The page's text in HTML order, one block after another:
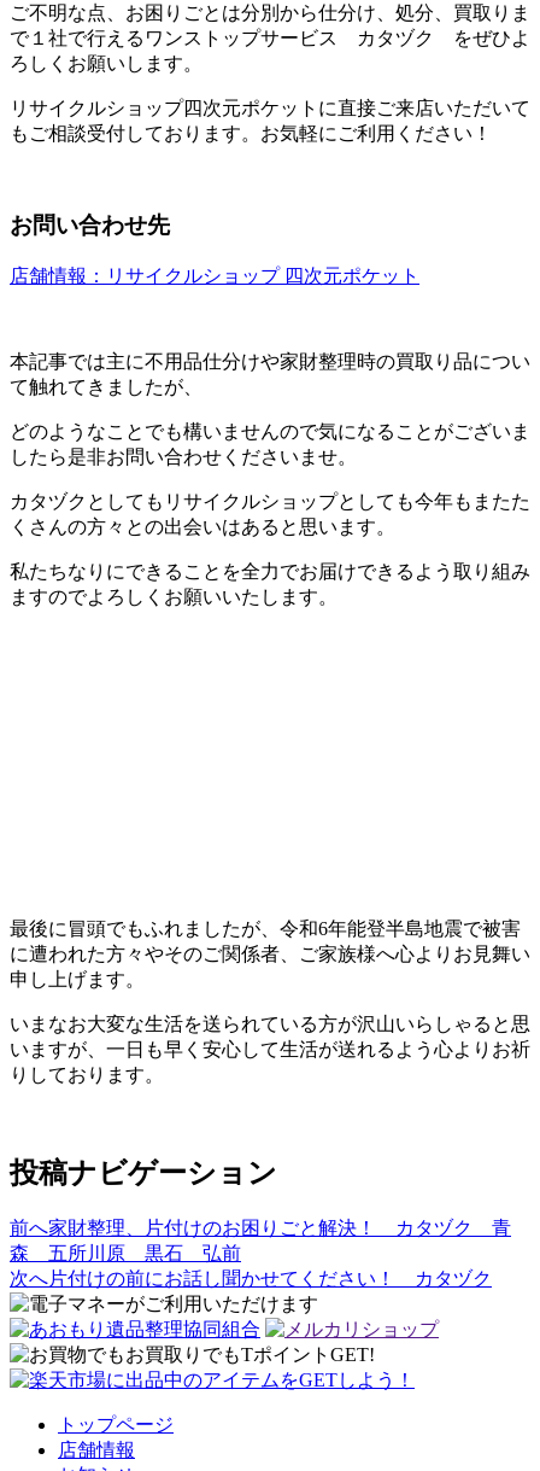
ご不明な点、お困りごとは分別から仕分け、処分、買取りま
で１社で行えるワンストップサービス カタヅク をぜひよ
ろしくお願いします。
リサイクルショップ四次元ポケットに直接ご来店いただいて
もご相談受付しております。お気軽にご利用ください！
お問い合わせ先
店舗情報：リサイクルショップ 四次元ポケット
本記事では主に不用品仕分けや家財整理時の買取り品につい
て触れてきましたが、
どのようなことでも構いませんので気になることがございま
したら是非お問い合わせくださいませ。
カタヅクとしてもリサイクルショップとしても今年もまたた
くさんの方々との出会いはあると思います。
私たちなりにできることを全力でお届けできるよう取り組み
ますのでよろしくお願いいたします。
最後に冒頭でもふれましたが、令和6年能登半島地震で被害
に遭われた方々やそのご関係者、ご家族様へ心よりお見舞い
申し上げます。
いまなお大変な生活を送られている方が沢山いらしゃると思
いますが、一日も早く安心して生活が送れるよう心よりお祈
りしております。
投稿ナビゲーション
前へ家財整理、片付けのお困りごと解決！ カタヅク 青
森 五所川原 黒石 弘前
次へ片付けの前にお話し聞かせてください！ カタヅク
トップページ
店舗情報